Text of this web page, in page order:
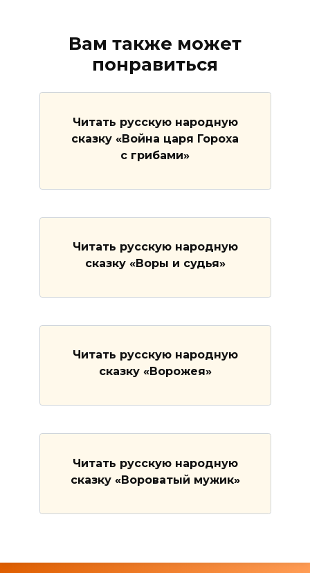
Вам также может
понравиться
Читать русскую народную
сказку «Война царя Гороха
с грибами»
Читать русскую народную
сказку «Воры и судья»
Читать русскую народную
сказку «Ворожея»
Читать русскую народную
сказку «Вороватый мужик»